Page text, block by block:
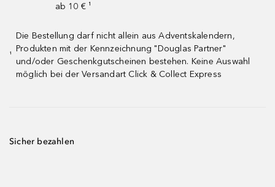
ab 10 € ¹
¹
Die Bestellung darf nicht allein aus Adventskalendern,
Produkten mit der Kennzeichnung "Douglas Partner"
und/oder Geschenkgutscheinen bestehen. Keine Auswahl
möglich bei der Versandart Click & Collect Express
Sicher bezahlen